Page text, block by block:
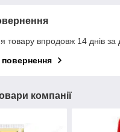
товару впродовж 14 днів за
компанії